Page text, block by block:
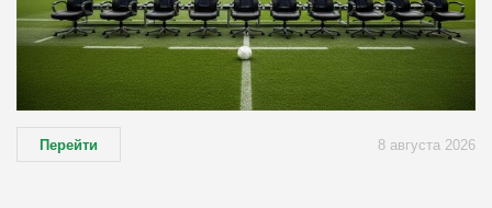
Перейти 8 августа 2026